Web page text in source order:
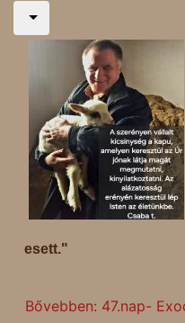
esett."
Bővebben: 47.nap-